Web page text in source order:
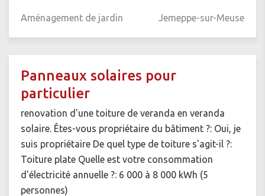
Aménagement de jardin Jemeppe-sur-Meuse
Panneaux solaires pour
particulier
renovation d'une toiture de veranda en veranda
solaire. Êtes-vous propriétaire du bâtiment ?: Oui, je
suis propriétaire De quel type de toiture s'agit-il ?:
Toiture plate Quelle est votre consommation
d'électricité annuelle ?: 6 000 à 8 000 kWh (5
personnes)